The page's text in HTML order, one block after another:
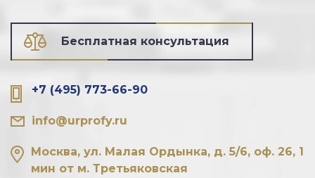
Бесплатная консультация
+7 (495) 773-66-90
info@urprofy.ru
Москва, ул. Малая Ордынка, д. 5/6, оф. 26, 1
мин от м. Третьяковская